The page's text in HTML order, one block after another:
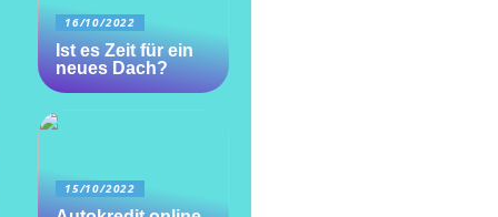
16/10/2022
Ist es Zeit für ein
neues Dach?
15/10/2022